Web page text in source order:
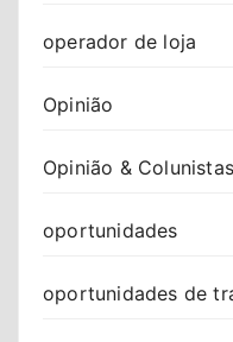
operador de loja
Opinião
Opinião & Colunistas
oportunidades
oportunidades de